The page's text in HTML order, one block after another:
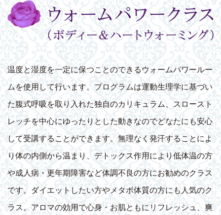
温度と湿度を一定に保つことのできるウォームパワールー
ムを使用して行います。プログラムは運動生理学に基づい
た腹式呼吸を取り入れた独自のカリキュラム、スロースト
レッチを中心にゆったりとした動きなのでどなたにも安心
して受講することができます。無理なく発汗することによ
り体の内側から温まり、デトックス作用により低体温の方
や成人病・更年期障害など体調不良の方にお勧めのクラス
です。ダイエットしたい方やメタボ体質の方にも人気のク
ラス。アロマの効用で心身・お肌ともにリフレッシュ、爽